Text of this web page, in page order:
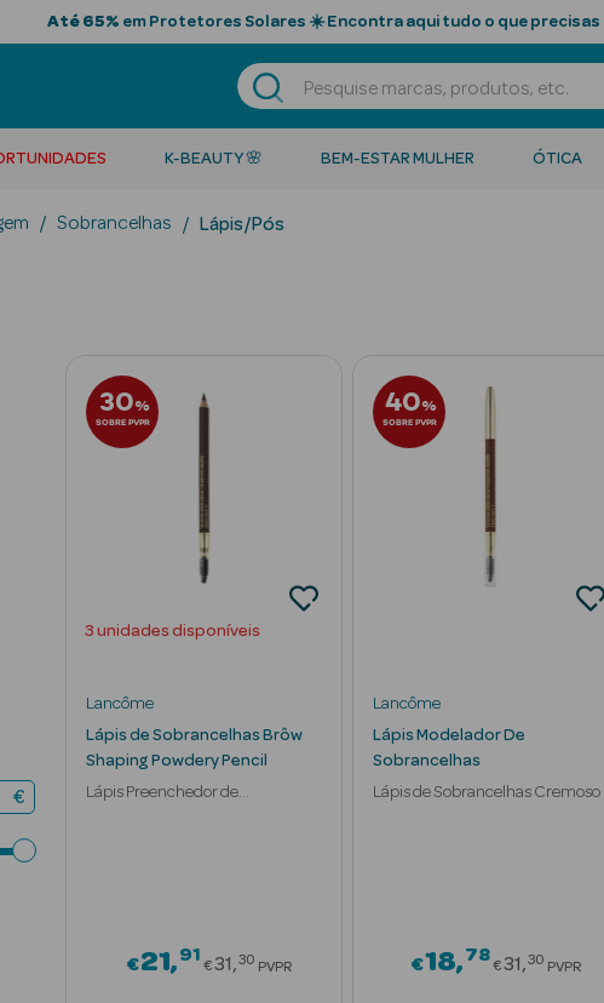
Até 65% em Protetores Solares ☀️ Encontra aqui tudo o que precisas
K-BEAUTY 🌸 BEM-ESTAR MULHER ÓTICA
Sobrancelhas Lápis/Pós
€
30%
SOBRE PVPR
3 unidades disponíveis
Lancôme
Lápis de Sobrancelhas Brôw
Shaping Powdery Pencil
Lápis Preenchedor de
€21 91Price reduced from
€31 30 PVPR
40%
SOBRE PVPR
Lancôme
Lápis Modelador De
Sobrancelhas
Lápis de Sobrancelhas Cremoso
€18 78Price
€31 30 PVPR